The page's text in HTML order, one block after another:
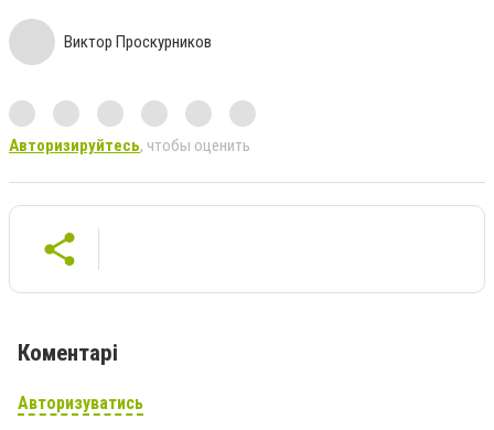
Виктор Проскурников
Авторизируйтесь, чтобы оценить
Коментарі
Авторизуватись